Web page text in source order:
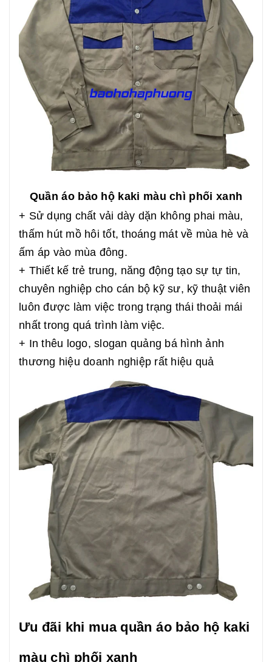
Quần áo bảo hộ kaki màu chì phối xanh
+ Sử dụng chất vải dày dặn không phai màu,
thấm hút mồ hôi tốt, thoáng mát về mùa hè và
ấm áp vào mùa đông.
+ Thiết kế trẻ trung, năng động tạo sự tự tin,
chuyên nghiệp cho cán bộ kỹ sư, kỹ thuật viên
luôn được làm việc trong trạng thái thoải mái
nhất trong quá trình làm việc.
+ In thêu logo, slogan quảng bá hình ảnh
thương hiệu doanh nghiệp rất hiệu quả
Ưu đãi khi mua quần áo bảo hộ kaki
màu chì phối xanh